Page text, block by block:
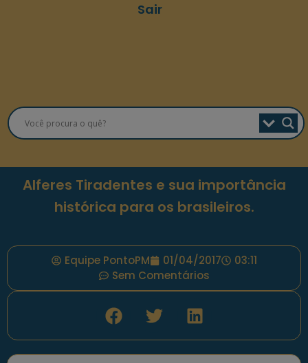
Sair
Alferes Tiradentes e sua importância
histórica para os brasileiros.
Equipe PontoPM 01/04/2017
03:11
Sem Comentários